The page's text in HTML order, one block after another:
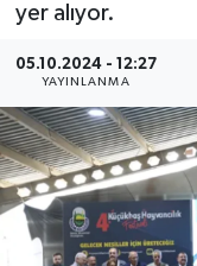
yer alıyor.
05.10.2024 - 12:27
YAYINLANMA
Siyaset
Spor
Teknoloji
Türkiye